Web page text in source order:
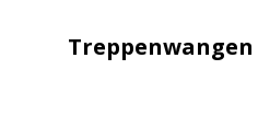
Treppenwangen